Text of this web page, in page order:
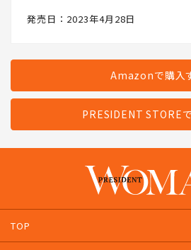
発売日：2023年4月28日
Amazonで購入
PRESIDENT STORE
TOP